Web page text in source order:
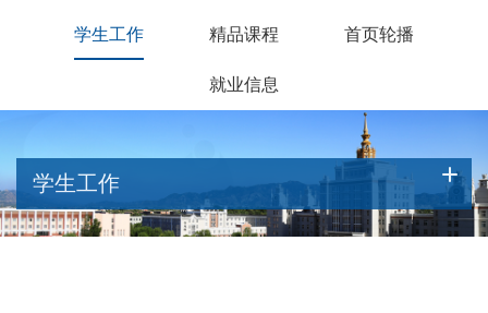
学生工作 精品课程 首页轮播
就业信息
学生工作